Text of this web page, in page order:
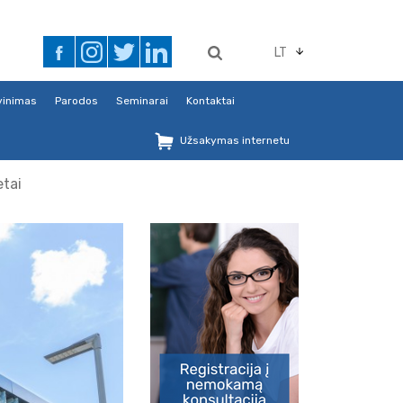
LT
Parodos Seminarai Kontaktai
Užsakymas internetu